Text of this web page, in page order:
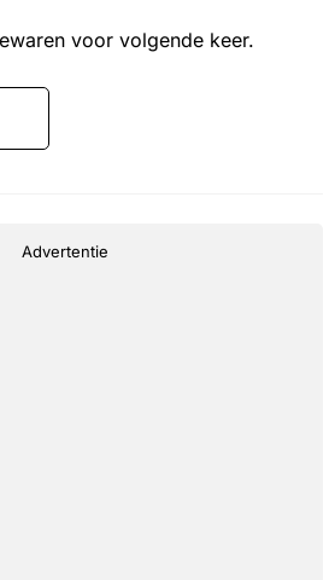
voor volgende keer.
Advertentie